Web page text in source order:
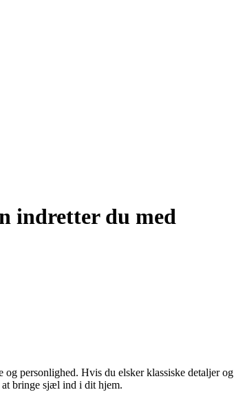
indretter du med
personlighed. Hvis du elsker klassiske detaljer og
at bringe sjæl ind i dit hjem.